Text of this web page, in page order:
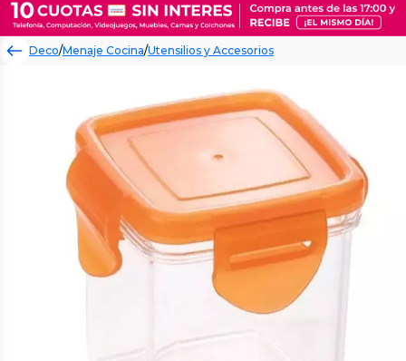
Deco/Menaje Cocina/Utensilios y Accesorios